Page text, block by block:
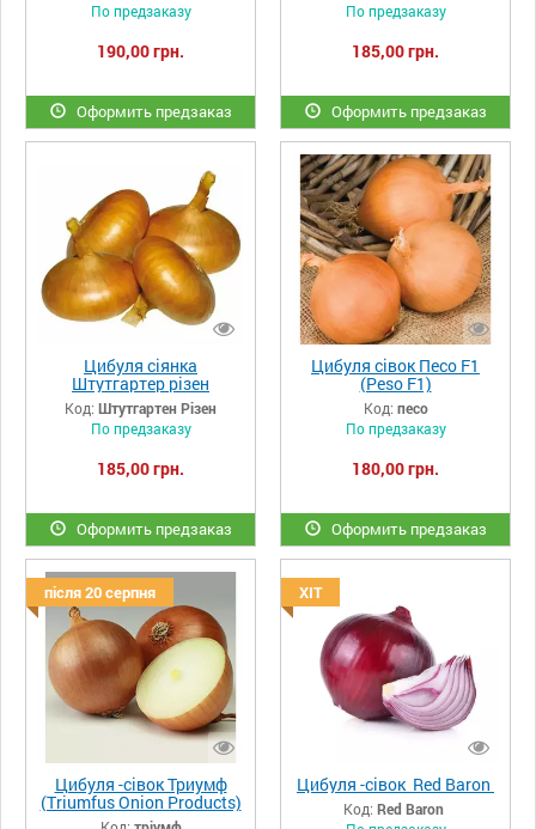
По предзаказу
190,00 грн.
Оформить предзаказ
По предзаказу
185,00 грн.
Оформить предзаказ
Цибуля сіянка
Штутгартер різен
Код: Штутгартен Різен
По предзаказу
185,00 грн.
Оформить предзаказ
Цибуля сівок Песо F1
(Peso F1)
Код: песо
По предзаказу
180,00 грн.
Оформить предзаказ
після 20 серпня
Цибуля -сівок Триумф
(Triumfus Onion Products)
ХІТ
Цибуля -сівок Red Baron
Код: Red Baron